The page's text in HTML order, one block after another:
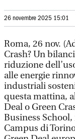
26 novembre 2025 15:01
Roma, 26 nov.
Crash? Un
riduzione
alle energie
industriali
questa mattina,
Deal o Green
Business
Campus di